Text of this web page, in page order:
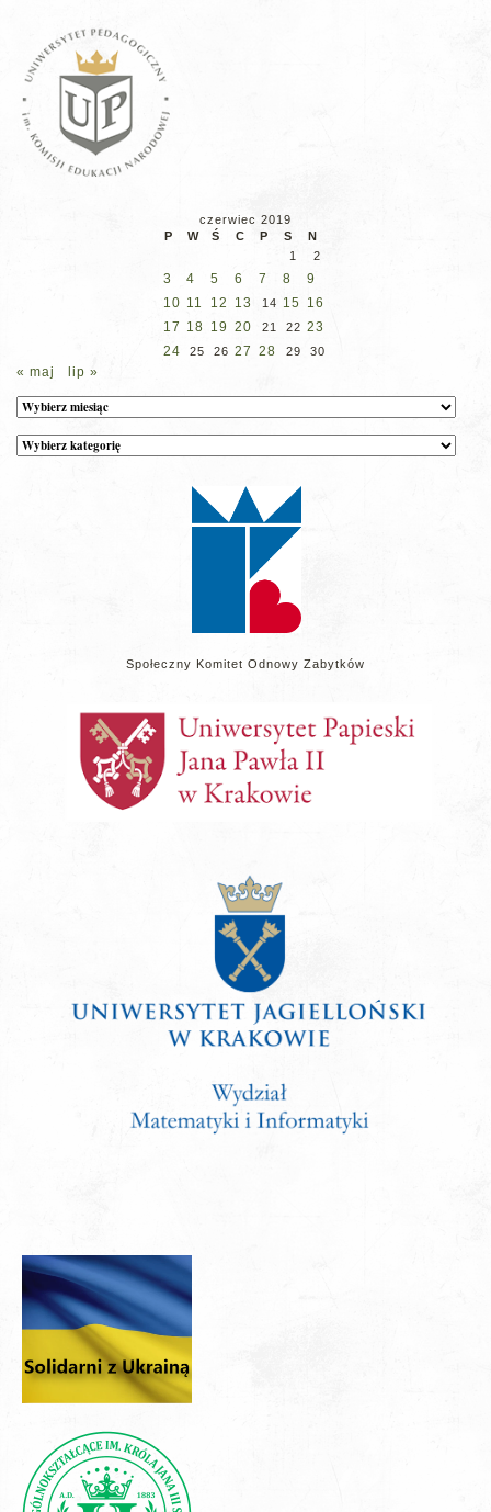
czerwiec 2019
P
W Ś C P S
N
1
2
3 4 5 6 7 8
9
10 11 12 13 14 15 16
17 18 19 20 21 22 23
24
25 26 27 28 29 30
« maj lip »
Archiwum
Kategorie
wpisów
Społeczny Komitet Odnowy Zabytków